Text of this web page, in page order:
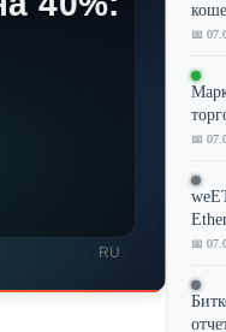
📅
📅
📅